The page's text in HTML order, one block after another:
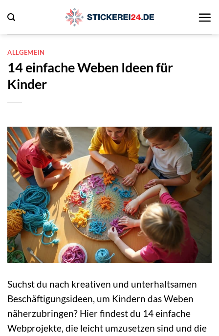
Inhalt
springen
ALLGEMEIN
14 einfache Weben Ideen für
Kinder
Suchst du nach kreativen und unterhaltsamen
Beschäftigungsideen, um Kindern das Weben
näherzubringen? Hier findest du 14 einfache
Webprojekte, die leicht umzusetzen sind und die